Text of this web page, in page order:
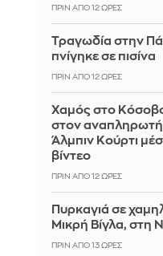
ΠΡΙΝ ΑΠΌ 12 ΏΡΕΣ
Τραγωδία στην
πνίγηκε σε πισίνα
ΠΡΙΝ ΑΠΌ 12 ΏΡΕΣ
Χαμός στο
στον
Άλμπιν Κούρτι
βίντεο
ΠΡΙΝ ΑΠΌ 12 ΏΡΕΣ
Πυρκαγιά σε
Μικρή Βίγλα, στη
ΠΡΙΝ ΑΠΌ 13 ΏΡΕΣ